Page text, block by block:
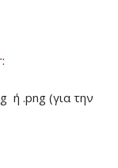
:
ή .png (για την